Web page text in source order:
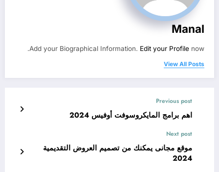
Manal
Add your Biographical Information. Edit your Profile now.
View All Posts
Previous post
اهم برامج المايكروسوفت أوفيس 2024
Next post
موقع مجانى يمكنك من تصميم العروض التقديمية
2024